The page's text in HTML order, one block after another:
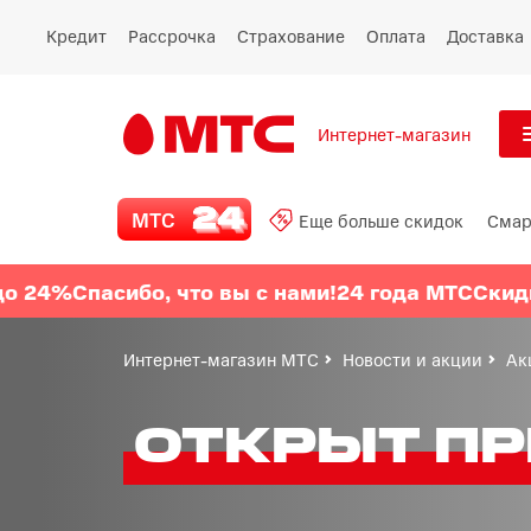
Кредит Рассрочка Страхование Оплата Доставка
Интернет-магазин
МТС 24
Все
Восстановленные
смартфоны
МТС Еще больше скидок
Спасибо, что вы с нами!24 года МТС Скидки
Интернет-магазин МТС Новости и акции
ОТКРЫТ